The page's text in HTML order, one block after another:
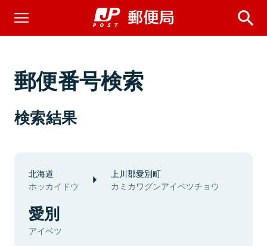
郵便番号検索
検索結果
北海道
ホッカイドウ
上川郡愛別町
カミカワグンアイベツチョウ
愛別
アイベツ